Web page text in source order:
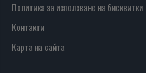
Политика за използване на бисквитки
Контакти
Карта на сайта